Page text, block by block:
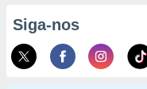
Siga-nos